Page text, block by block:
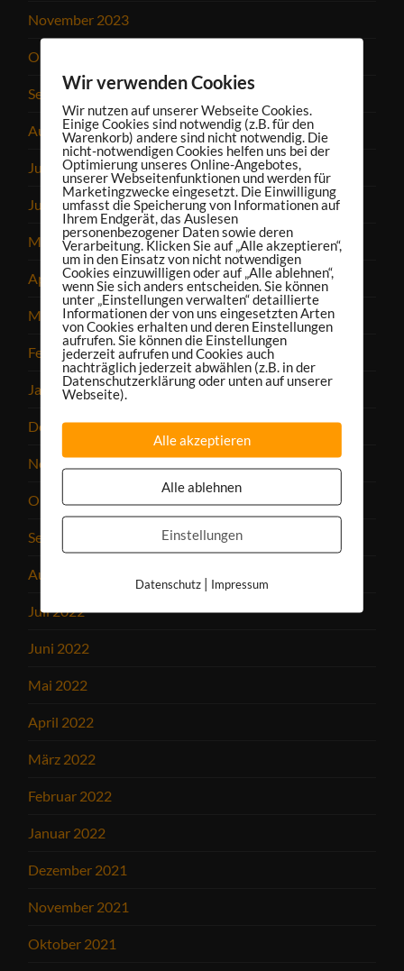
November 2023
Oktober 2023
September 2023
August 2023
Juli 2023
Juni 2023
Mai 2023
April 2023
März 2023
Februar 2023
Januar 2023
Dezember 2022
November 2022
Oktober 2022
September 2022
August 2022
Juli 2022
Juni 2022
Mai 2022
April 2022
März 2022
Februar 2022
Januar 2022
Dezember 2021
November 2021
Oktober 2021
Wir verwenden Cookies
Wir nutzen auf unserer Webseite Cookies.
Einige Cookies sind notwendig (z.B. für den
Warenkorb) andere sind nicht notwendig. Die
nicht-notwendigen Cookies helfen uns bei der
Optimierung unseres Online-Angebotes,
unserer Webseitenfunktionen und werden für
Marketingzwecke eingesetzt. Die Einwilligung
umfasst die Speicherung von Informationen auf
Ihrem Endgerät, das Auslesen
personenbezogener Daten sowie deren
Verarbeitung. Klicken Sie auf „Alle akzeptieren“,
um in den Einsatz von nicht notwendigen
Cookies einzuwilligen oder auf „Alle ablehnen“,
wenn Sie sich anders entscheiden. Sie können
unter „Einstellungen verwalten“ detaillierte
Informationen der von uns eingesetzten Arten
von Cookies erhalten und deren Einstellungen
aufrufen. Sie können die Einstellungen
jederzeit aufrufen und Cookies auch
nachträglich jederzeit abwählen (z.B. in der
Datenschutzerklärung oder unten auf unserer
Webseite).
Alle akzeptieren
Alle ablehnen
Einstellungen
Datenschutz| Impressum